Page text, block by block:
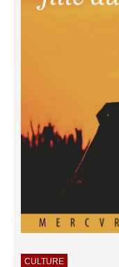
CULTURE